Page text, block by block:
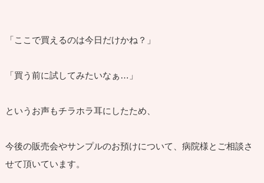
「ここで買えるのは今日だけかね？」
「買う前に試してみたいなぁ…」
というお声もチラホラ耳にしたため、
今後の販売会やサンプルのお預けについて、病院様とご相談さ
せて頂いています。